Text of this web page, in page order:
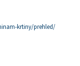
krtiny/prehled/